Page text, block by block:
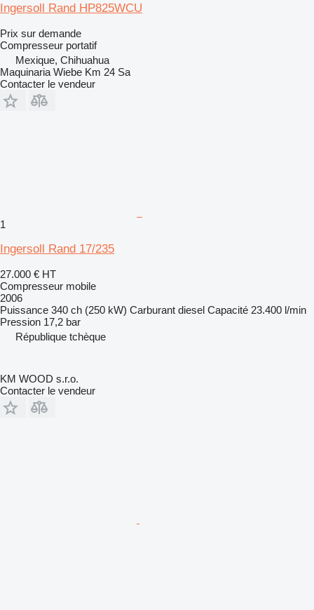
Ingersoll Rand HP825WCU
Prix sur demande
Compresseur portatif
Mexique, Chihuahua
Maquinaria Wiebe Km 24 Sa
Contacter le vendeur
1
Ingersoll Rand 17/235
27.000 € HT
Compresseur mobile
2006
Puissance 340 ch (250 kW) Carburant diesel Capacité 23.400 l/min
Pression 17,2 bar
République tchèque
KM WOOD s.r.o.
Contacter le vendeur